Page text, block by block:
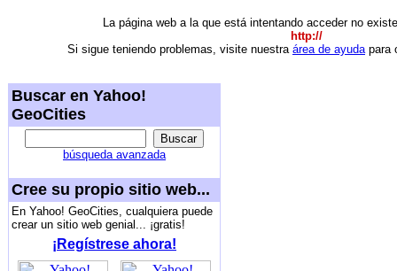
La página web a la que está intentando acceder no
http://
Si sigue teniendo problemas, visite nuestra área de ayudapara
Buscar en Yahoo!
GeoCities
búsqueda avanzada
Cree su propio sitio web...
En Yahoo! GeoCities, cualquiera puede
crear un sitio web genial... ¡gratis!
¡Regístrese ahora!